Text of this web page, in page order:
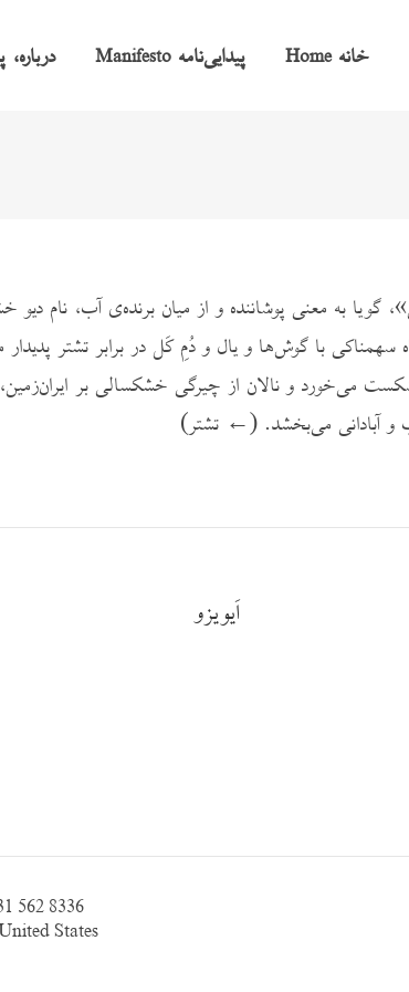
خانهHome پیدایی‌نامه Manifesto درباره،
سهمناکی با گوش‌ها و یال و دُمِ کَل در برابر تشتر
می‌خورد و نالان از چیرگی خشکسالی بر
آب و آبادانی می‌بخشد. (← تشتر)
اَیویزو
562 8336
States